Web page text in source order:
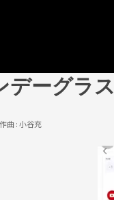
デーグラス
曲 :小谷充